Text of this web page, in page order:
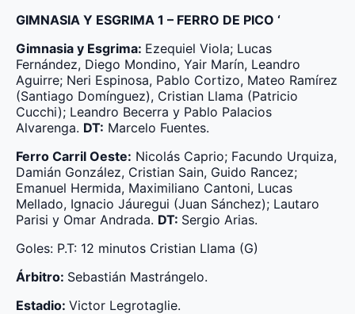
GIMNASIA Y ESGRIMA 1 – FERRO DE PICO ‘
Gimnasia y Esgrima: Ezequiel Viola; Lucas
Fernández, Diego Mondino, Yair Marín, Leandro
Aguirre; Neri Espinosa, Pablo Cortizo, Mateo Ramírez
(Santiago Domínguez), Cristian Llama (Patricio
Cucchi); Leandro Becerra y Pablo Palacios
Alvarenga. DT: Marcelo Fuentes.
Ferro Carril Oeste: Nicolás Caprio; Facundo Urquiza,
Damián González, Cristian Sain, Guido Rancez;
Emanuel Hermida, Maximiliano Cantoni, Lucas
Mellado, Ignacio Jáuregui (Juan Sánchez); Lautaro
Parisi y Omar Andrada. DT: Sergio Arias.
Goles: P.T: 12 minutos Cristian Llama (G)
Árbitro: Sebastián Mastrángelo.
Estadio: Victor Legrotaglie.